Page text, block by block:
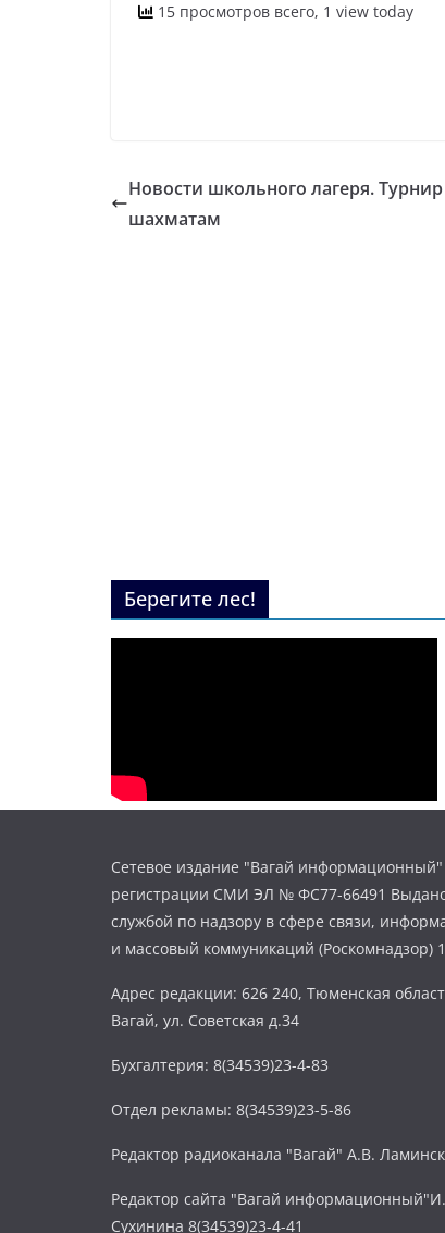
15 просмотров всего, 1 view today
Новости школьного лагеря.
шахматам
Берегите лес!
Сетевое издание "Вагай информационный"
регистрации СМИ ЭЛ № ФС77-66491
службой по надзору в сфере связи,
и массовый коммуникаций (Роскомнадзор)
Адрес редакции: 626 240, Тюменская
Вагай, ул. Советская д.34
Бухгалтерия: 8(34539)23-4-83
Отдел рекламы: 8(34539)23-5-86
Редактор радиоканала "Вагай" А.В.
Редактор сайта "Вагай
Сухинина 8(34539)23-4-41